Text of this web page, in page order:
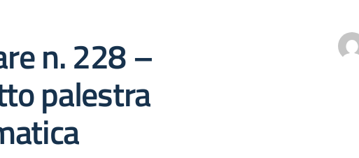
n. 228 –
palestra